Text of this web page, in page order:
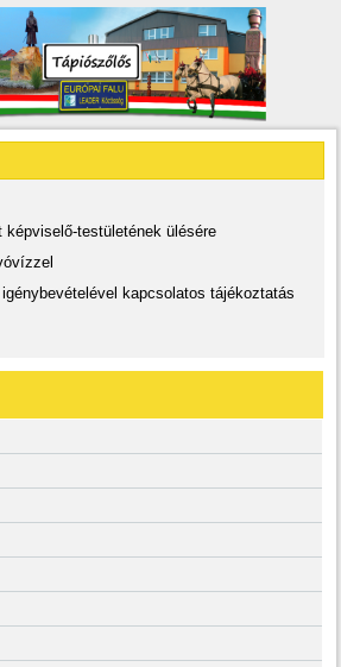
képviselő-testületének ülésére
kapcsolatos tájékoztatás